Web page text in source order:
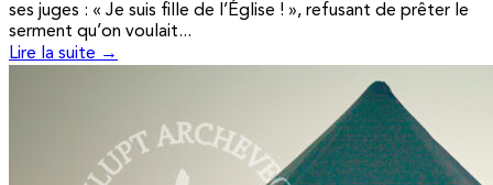
ses juges : « Je suis fille de l’Église ! », refusant de prêter le
serment qu’on voulait...
Lire la suite →